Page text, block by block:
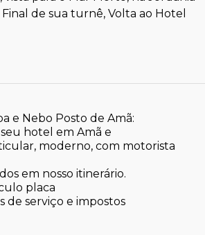
de sua turnê, Volta ao Hotel
e Nebo Posto de Amã:
hotel em Amã e
moderno, com motorista
em nosso itinerário.
placa
de serviço e impostos